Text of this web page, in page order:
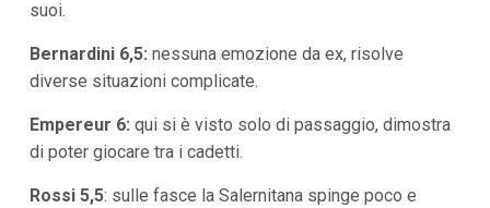
suoi.
Bernardini 6,5: nessuna emozione da ex, risolve
diverse situazioni complicate.
Empereur 6: qui si è visto solo di passaggio, dimostra
di poter giocare tra i cadetti.
Rossi 5,5: sulle fasce la Salernitana spinge poco e